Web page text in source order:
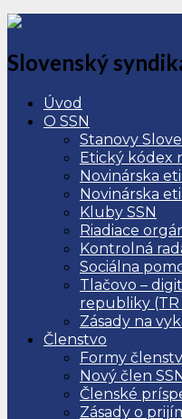
Slovenský
Úvod
O SSN
Stanovy
Etický kódex
Novinárska
Novinárska
Kluby SSN
Riadiace
Kontrolná
Sociálna
Tlačovo –
republiky (TR
Zásady na
Členstvo
Formy
Nový člen
Členské
Zásady o